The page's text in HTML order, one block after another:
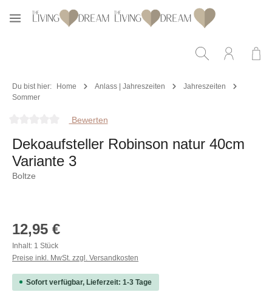
Zum Hauptinhalt springen
Du bist hier: Home Anlass | Jahreszeiten
Jahreszeiten
Sommer
Bewerten
Dekoaufsteller Robinson natur 40cm
Variante 3
Boltze
Regulärer Preis:
12,95 €
Inhalt: 1 Stück
Preise inkl. MwSt. zzgl. Versandkosten
Sofort verfügbar, Lieferzeit: 1-3 Tage